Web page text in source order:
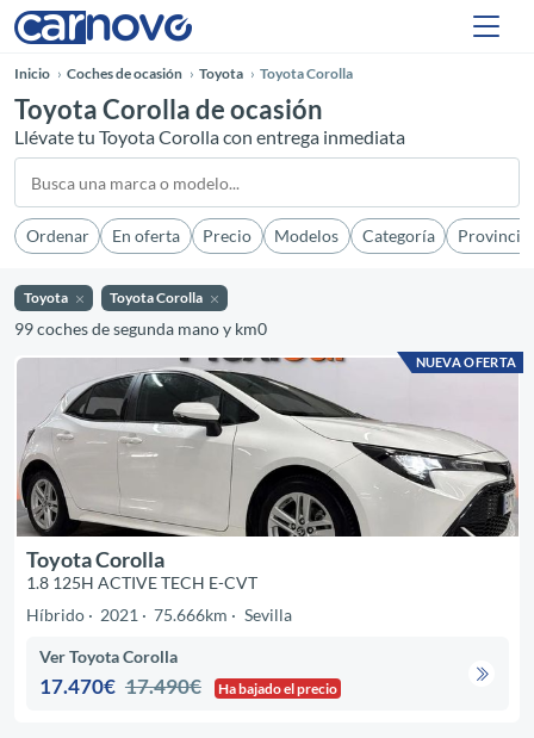
Inicio Coches de ocasión Toyota Toyota Corolla
Toyota Corolla de ocasión
Llévate tu Toyota Corolla con entrega inmediata
Ordenar En oferta Precio Modelos Categoría Provincia
Toyota Toyota Corolla
99 coches de segunda mano y km0
NUEVA OFERTA
Toyota Corolla
1.8 125H ACTIVE TECH E-CVT
Híbrido
2021 75.666km Sevilla
Ver Toyota Corolla
17.470€ 17.490€ Ha bajado el precio